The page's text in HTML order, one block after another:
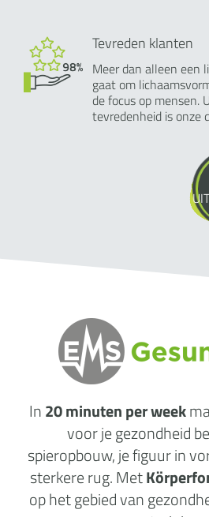
Tevreden klanten
Meer dan alleen een
gaat om
de focus op mensen.
tevredenheid is onze
In20 minuten per week
voor je gezondheid
spieropbouw, je figuur in
sterkere rug. Met
op het gebied van